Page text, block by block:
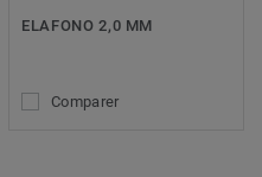
ELAFONO 2,0 MM
Comparer